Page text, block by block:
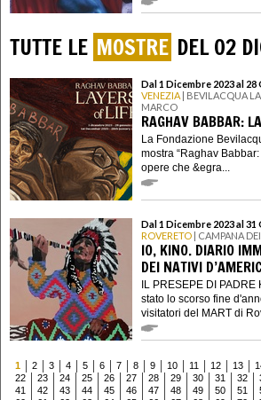
TUTTE LE MOSTRE DEL 02
Dal 1 Dicembre 2023 al 28
VENEZIA | BEVILACQUA
MARCO
RAGHAV BABBAR:
La Fondazione
mostra “Raghav
opere che &egra...
Dal 1 Dicembre 2023 al 31
ROVERETO | CAMPANA
IO, KINO. DIARIO
DEI NATIVI
IL PRESEPE DI
stato lo scorso fine
visitatori del MART di
1 2 3 4 5 6 7 8 9 10 11 12 13
22
23 24 25 26 27 28 29 30 31 32
41
42 43 44 45 46 47 48 49 50 51